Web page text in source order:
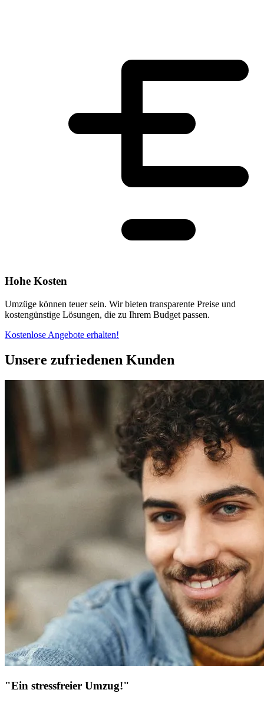
Hohe Kosten
Umzüge können teuer sein. Wir bieten transparente Preise und
kostengünstige Lösungen, die zu Ihrem Budget passen.
Kostenlose Angebote erhalten!
Unsere zufriedenen Kunden
"Ein stressfreier Umzug!"